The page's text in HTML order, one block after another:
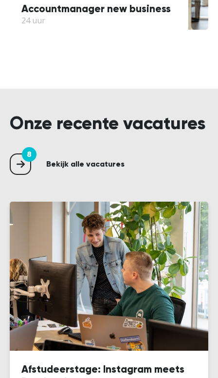
Accountmanager new business
24 uur
Onze recente vacatures
8
Bekijk alle vacatures
Afstudeerstage: Instagram meets